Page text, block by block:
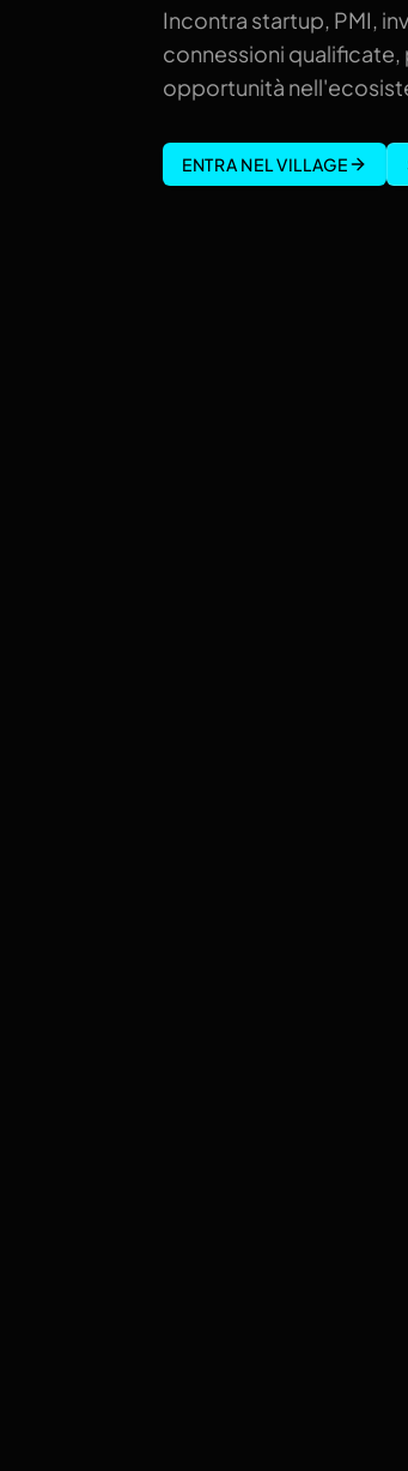
Incontra startup, PMI,
connessioni qualificate,
opportunità
ENTRA NEL VILLAGE